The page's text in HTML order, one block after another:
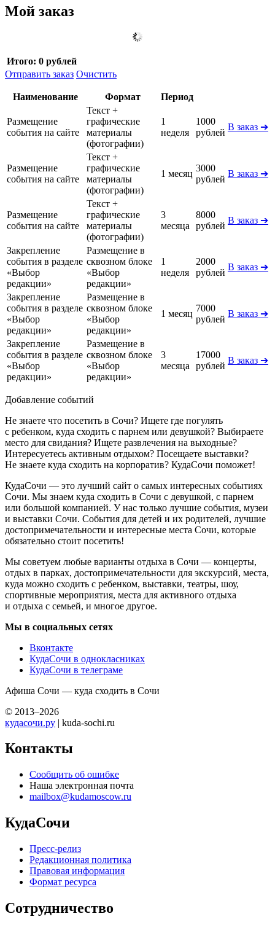
Мой заказ
Итого: 0 рублей
Отправить заказ Очистить
Наименование Формат Период
Размещение
события на сайте
Текст +
графические
материалы
(фотографии)
1
неделя
1000
рублей
В заказ ➔
Размещение
события на сайте
Текст +
графические
материалы
(фотографии)
1 месяц
3000
рублей
В заказ ➔
Размещение
события на сайте
Текст +
графические
материалы
(фотографии)
3
месяца
8000
рублей
В заказ ➔
Закрепление
события в разделе
«Выбор
редакции»
Размещение в
сквозном блоке
«Выбор
редакции»
1
неделя
2000
рублей
В заказ ➔
Закрепление
события в разделе
«Выбор
редакции»
Размещение в
сквозном блоке
«Выбор
редакции»
1 месяц
7000
рублей
В заказ ➔
Закрепление
события в разделе
«Выбор
редакции»
Размещение в
сквозном блоке
«Выбор
редакции»
3
месяца
17000
рублей
В заказ ➔
Добавление событий
Не знаете что посетить в Сочи? Ищете где погулять
с ребенком, куда сходить с парнем или девушкой? Выбираете
место для свидания? Ищете развлечения на выходные?
Интересуетесь активным отдыхом? Посещаете выставки?
Не знаете куда сходить на корпоратив? КудаСочи поможет!
КудаСочи — это лучший сайт о самых интересных событиях
Сочи. Мы знаем куда сходить в Сочи с девушкой, с парнем
или большой компанией. У нас только лучшие события, музеи
и выставки Сочи. События для детей и их родителей, лучшие
достопримечательности и интересные места Сочи, которые
обязательно стоит посетить!
Мы советуем любые варианты отдыха в Сочи — концерты,
отдых в парках, достопримечательности для экскурсий, места,
куда можно сходить с ребенком, выставки, театры, шоу,
спортивные мероприятия, места для активного отдыха
и отдыха с семьей, и многое другое.
Мы в социальных сетях
Вконтакте
КудаСочи в однокласниках
КудаСочи в телеграме
Афиша Сочи — куда сходить в Сочи
© 2013–2026
кудасочи.ру | kuda-sochi.ru
Контакты
Сообщить об ошибке
Наша электронная почта
mailbox@kudamoscow.ru
КудаСочи
Пресс-релиз
Редакционная политика
Правовая информация
Формат ресурса
Сотрудничество